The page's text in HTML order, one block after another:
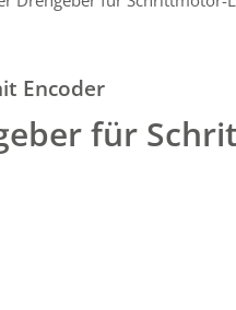
Encoder
für